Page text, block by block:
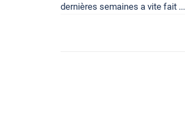
dernières semaines a vite fait ...